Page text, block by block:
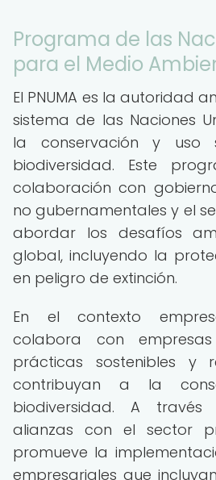
Programa de las
para el Medio
El PNUMA es la autoridad
sistema de las Naciones
la conservación y uso
biodiversidad. Este
colaboración con
no gubernamentales y el
abordar los desafíos
global, incluyendo la
en peligro de extinción.
En el contexto
colabora con
prácticas sostenibles y
contribuyan a la
biodiversidad. A
alianzas con el sector
promueve la
empresariales que